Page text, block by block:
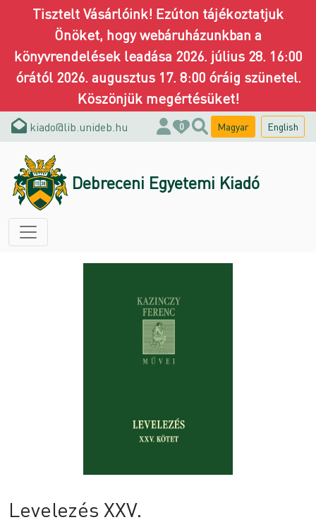
Tisztelt Vásárlóink! Ezúton tájékoztatjuk
Önöket, hogy webáruházunkban a
könyvrendelések leadása 2026. július 28. 16:00
órától 2026. augusztus 17. 8:00 óráig szünetel.
Köszönjük megértésüket!
kiado@lib.unideb.hu 0 Magyar English
Debreceni Egyetemi Kiadó
Levelezés XXV.